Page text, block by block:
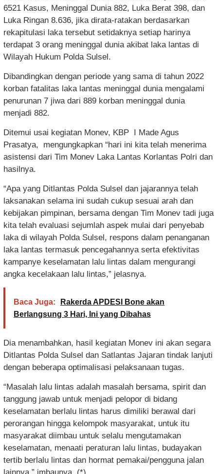
6521 Kasus, Meninggal Dunia 882, Luka Berat 398, dan
Luka Ringan 8.636, jika dirata-ratakan berdasarkan
rekapitulasi laka tersebut setidaknya setiap harinya
terdapat 3 orang meninggal dunia akibat laka lantas di
Wilayah Hukum Polda Sulsel.
Dibandingkan dengan periode yang sama di tahun 2022
korban fatalitas laka lantas meninggal dunia mengalami
penurunan 7 jiwa dari 889 korban meninggal dunia
menjadi 882.
Ditemui usai kegiatan Monev, KBP I Made Agus
Prasatya, mengungkapkan “hari ini kita telah menerima
asistensi dari Tim Monev Laka Lantas Korlantas Polri dan
hasilnya.
“Apa yang Ditlantas Polda Sulsel dan jajarannya telah
laksanakan selama ini sudah cukup sesuai arah dan
kebijakan pimpinan, bersama dengan Tim Monev tadi juga
kita telah evaluasi sejumlah aspek mulai dari penyebab
laka di wilayah Polda Sulsel, respons dalam penanganan
laka lantas termasuk pencegahannya serta efektivitas
kampanye keselamatan lalu lintas dalam mengurangi
angka kecelakaan lalu lintas,” jelasnya.
Baca Juga:
Rakerda APDESI Bone akan
Berlangsung 3 Hari, Ini yang Dibahas
Dia menambahkan, hasil kegiatan Monev ini akan segara
Ditlantas Polda Sulsel dan Satlantas Jajaran tindak lanjuti
dengan beberapa optimalisasi pelaksanaan tugas.
“Masalah lalu lintas adalah masalah bersama, spirit dan
tanggung jawab untuk menjadi pelopor di bidang
keselamatan berlalu lintas harus dimiliki berawal dari
perorangan hingga kelompok masyarakat, untuk itu
masyarakat diimbau untuk selalu mengutamakan
keselamatan, menaati peraturan lalu lintas, budayakan
tertib berlalu lintas dan hormat pemakai/pengguna jalan